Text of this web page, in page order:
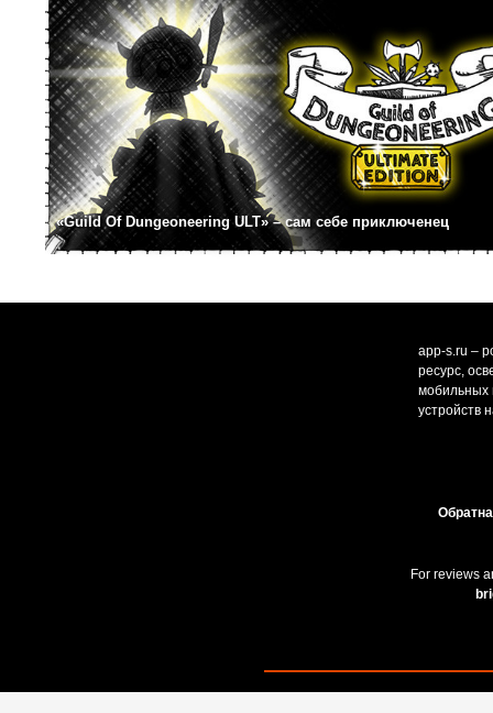
«Guild Of Dungeoneering ULT» – сам себе приключенец
app-s.ru –
ресурс,
мобильных
устройств
For reviews